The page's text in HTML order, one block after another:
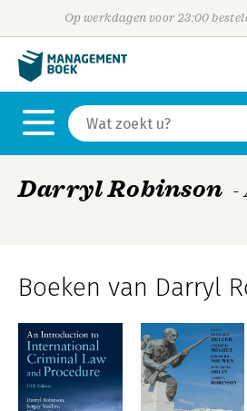
Op werkdagen voor 23:00
Darryl Robinson -
Boeken van Darryl